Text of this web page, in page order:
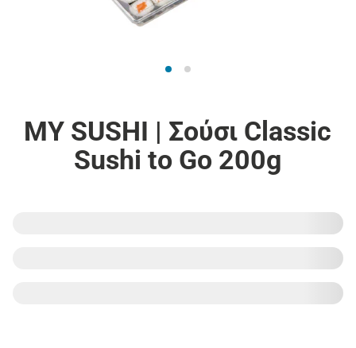
MY SUSHI | Σούσι Classic
Sushi to Go 200g